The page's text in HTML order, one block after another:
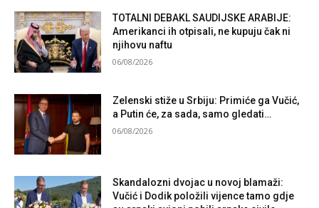
TOTALNI DEBAKL SAUDIJSKE ARABIJE:
Amerikanci ih otpisali, ne kupuju čak ni
njihovu naftu
06/08/2026
Zelenski stiže u Srbiju: Primiće ga Vučić,
a Putin će, za sada, samo gledati…
06/08/2026
Skandalozni dvojac u novoj blamaži:
Vučić i Dodik položili vijence tamo gdje